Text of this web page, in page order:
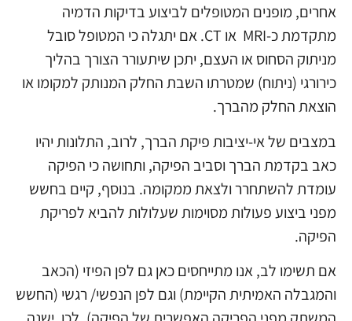
אחרים, מופנים המטופלים לביצוע בדיקות הדמיה
מתקדמת כ-MRI או CT. אם יתגלה כי המטופל סובל
מניתוק הסחוס או העצם, יתכן שיתעורר הצורך בהליך
כירורגי (ניתוח) שמטרתו השבת החלק המנותק למקומו או
הוצאת החלק מהברך.
במצבים של אי-יציבות פיקת הברך, לרוב, התלונות יהיו
כאב בקדמת הברך וסביב הפיקה, ותחושה כי הפיקה
עומדת להשתחרר ולצאת ממקומה. בנוסף, קיים בחשש
מפני ביצוע פעולות מסוימות שעלולות להביא לפריקת
הפיקה.
אם תשימו לב, אנו מתייחסים כאן גם לפן הפיזי (הכאב
והמגבלה האמיתית הקיימת) וגם לפן הנפשי/ רגשי (החשש